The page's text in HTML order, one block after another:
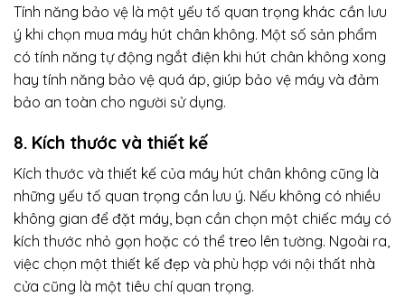
Tính năng bảo vệ là một yếu tố quan trọng khác cần lưu
ý khi chọn mua máy hút chân không. Một số sản phẩm
có tính năng tự động ngắt điện khi hút chân không xong
hay tính năng bảo vệ quá áp, giúp bảo vệ máy và đảm
bảo an toàn cho người sử dụng.
8. Kích thước và thiết kế
Kích thước và thiết kế của máy hút chân không cũng là
những yếu tố quan trọng cần lưu ý. Nếu không có nhiều
không gian để đặt máy, bạn cần chọn một chiếc máy có
kích thước nhỏ gọn hoặc có thể treo lên tường. Ngoài ra,
việc chọn một thiết kế đẹp và phù hợp với nội thất nhà
cửa cũng là một tiêu chí quan trọng.